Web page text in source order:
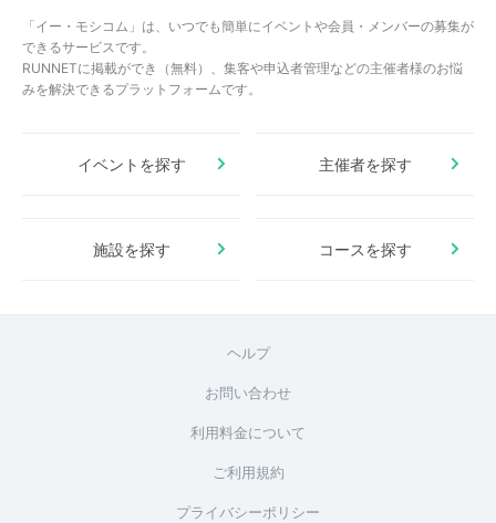
「イー・モシコム」は、いつでも簡単にイベントや会員・メンバーの募集が
できるサービスです。
RUNNETに掲載ができ（無料）、集客や申込者管理などの主催者様のお悩
みを解決できるプラットフォームです。
イベントを探す 主催者を探す
施設を探す コースを探す
ヘルプ
お問い合わせ
利用料金について
ご利用規約
プライバシーポリシー